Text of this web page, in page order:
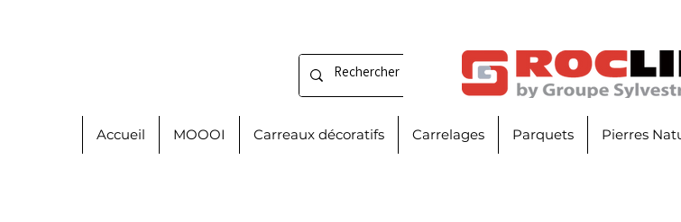
Accueil MOOOI Carreaux décoratifs Carrelages Parquets Pierres